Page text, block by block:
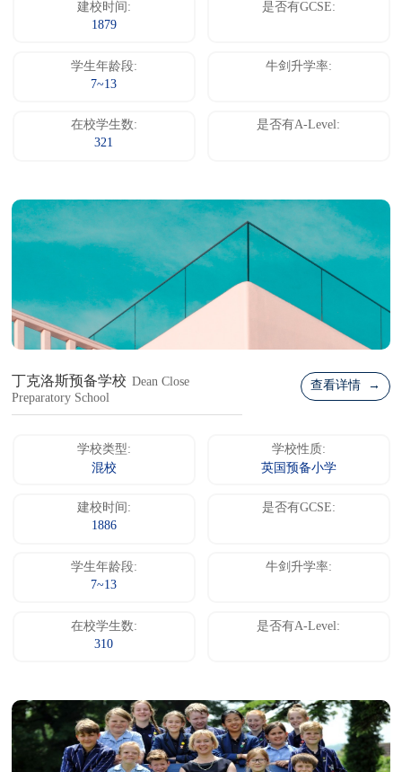
建校时间:
1879
是否有GCSE:
学生年龄段:
7~13
牛剑升学率:
在校学生数:
321
是否有A-Level:
丁克洛斯预备学校 Dean Close
Preparatory School
查看详情 →
学校类型:
混校
学校性质:
英国预备小学
建校时间:
1886
是否有GCSE:
学生年龄段:
7~13
牛剑升学率:
在校学生数:
310
是否有A-Level: